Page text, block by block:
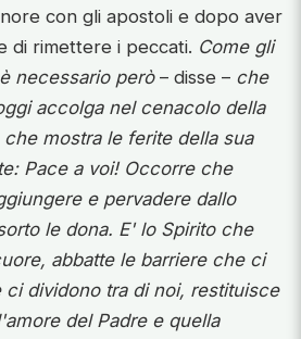
con gli apostoli e dopo aver
di rimettere i peccati. Come gli
necessario però– disse – che
accolga nel cenacolo della
mostra le ferite della sua
Pace a voi! Occorre che
e pervadere dallo
le dona. E' lo Spirito che
abbatte le barriere che ci
ci dividono tra di noi, restituisce
del Padre e quella